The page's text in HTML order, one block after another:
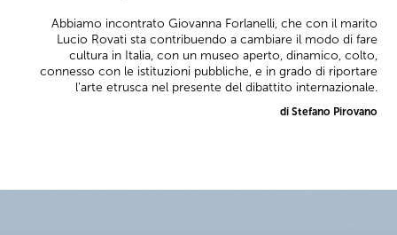
Abbiamo incontrato Giovanna Forlanelli, che con il marito
Lucio Rovati sta contribuendo a cambiare il modo di fare
cultura in Italia, con un museo aperto, dinamico, colto,
connesso con le istituzioni pubbliche, e in grado di riportare
l'arte etrusca nel presente del dibattito internazionale.
di Stefano Pirovano